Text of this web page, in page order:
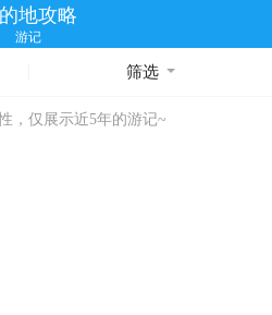
地攻略
游记
筛选
，仅展示近5年的游记~